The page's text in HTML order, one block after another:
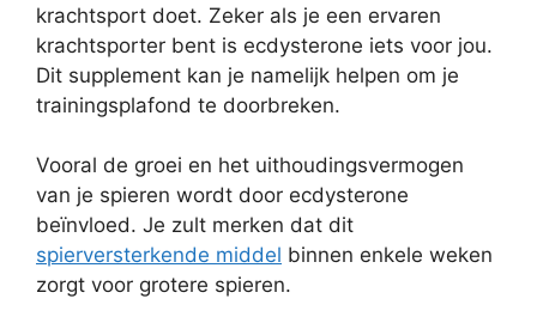
krachtsport doet. Zeker als je een ervaren
krachtsporter bent is ecdysterone iets voor jou.
Dit supplement kan je namelijk helpen om je
trainingsplafond te doorbreken.
Vooral de groei en het uithoudingsvermogen
van je spieren wordt door ecdysterone
beïnvloed. Je zult merken dat dit
spierversterkende middel binnen enkele weken
zorgt voor grotere spieren.